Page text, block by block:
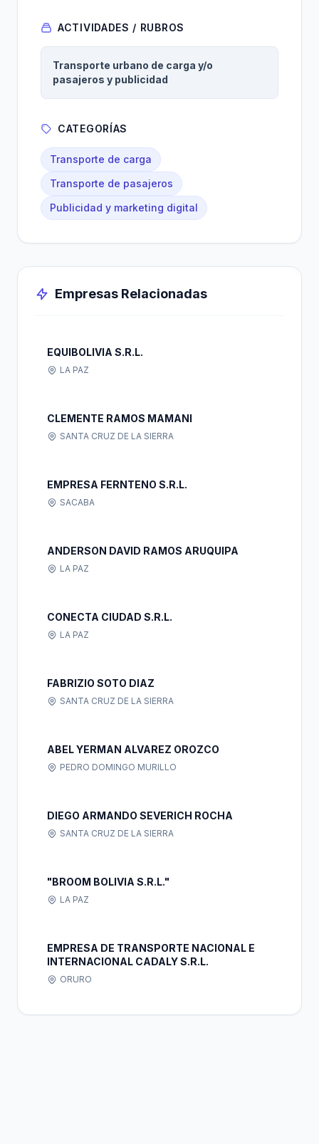
ACTIVIDADES / RUBROS
Transporte urbano de carga y/o
pasajeros y publicidad
CATEGORÍAS
Transporte de carga
Transporte de pasajeros
Publicidad y marketing digital
Empresas Relacionadas
EQUIBOLIVIA S.R.L.
LA PAZ
CLEMENTE RAMOS MAMANI
SANTA CRUZ DE LA SIERRA
EMPRESA FERNTENO S.R.L.
SACABA
ANDERSON DAVID RAMOS ARUQUIPA
LA PAZ
CONECTA CIUDAD S.R.L.
LA PAZ
FABRIZIO SOTO DIAZ
SANTA CRUZ DE LA SIERRA
ABEL YERMAN ALVAREZ OROZCO
PEDRO DOMINGO MURILLO
DIEGO ARMANDO SEVERICH ROCHA
SANTA CRUZ DE LA SIERRA
"BROOM BOLIVIA S.R.L."
LA PAZ
EMPRESA DE TRANSPORTE NACIONAL E
INTERNACIONAL CADALY S.R.L.
ORURO